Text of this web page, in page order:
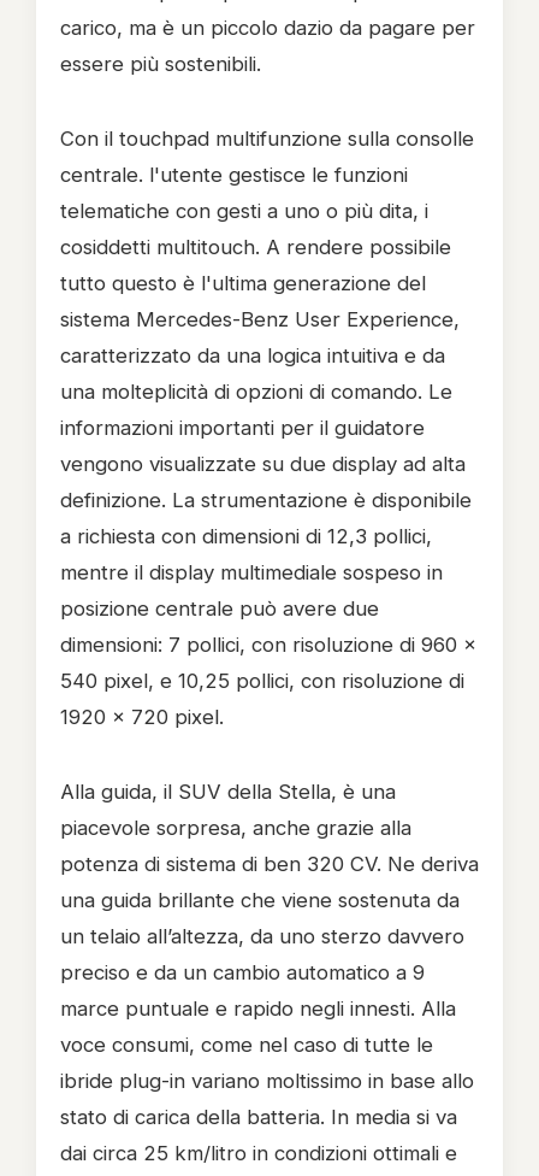
carico, ma è un piccolo dazio da pagare per
essere più sostenibili.
Con il touchpad multifunzione sulla consolle
centrale. l'utente gestisce le funzioni
telematiche con gesti a uno o più dita, i
cosiddetti multitouch. A rendere possibile
tutto questo è l'ultima generazione del
sistema Mercedes-Benz User Experience,
caratterizzato da una logica intuitiva e da
una molteplicità di opzioni di comando. Le
informazioni importanti per il guidatore
vengono visualizzate su due display ad alta
definizione. La strumentazione è disponibile
a richiesta con dimensioni di 12,3 pollici,
mentre il display multimediale sospeso in
posizione centrale può avere due
dimensioni: 7 pollici, con risoluzione di 960 x
540 pixel, e 10,25 pollici, con risoluzione di
1920 x 720 pixel.
Alla guida, il SUV della Stella, è una
piacevole sorpresa, anche grazie alla
potenza di sistema di ben 320 CV. Ne deriva
una guida brillante che viene sostenuta da
un telaio all’altezza, da uno sterzo davvero
preciso e da un cambio automatico a 9
marce puntuale e rapido negli innesti. Alla
voce consumi, come nel caso di tutte le
ibride plug-in variano moltissimo in base allo
stato di carica della batteria. In media si va
dai circa 25 km/litro in condizioni ottimali e